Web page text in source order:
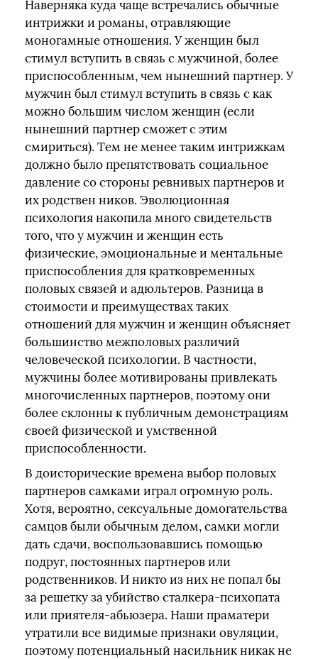
Наверняка куда чаще встречались обычные
интрижки и романы, отравляющие
моногамные отношения. У женщин был
стимул вступить в связь с мужчиной, более
приспособленным, чем нынешний партнер. У
мужчин был стимул вступить в связь с как
можно большим числом женщин (если
нынешний партнер сможет с этим
смириться). Тем не менее таким интрижкам
должно было препятствовать социальное
давление со стороны ревнивых партнеров и
их родствен ников. Эволюционная
психология накопила много свидетельств
того, что у мужчин и женщин есть
физические, эмоциональные и ментальные
приспособления для кратковременных
половых связей и адюльтеров. Разница в
стоимости и преимуществах таких
отношений для мужчин и женщин объясняет
большинство межполовых различий
человеческой психологии. В частности,
мужчины более мотивированы привлекать
многочисленных партнеров, поэтому они
более склонны к публичным демонстрациям
своей физической и умственной
приспособленности.
В доисторические времена выбор половых
партнеров самками играл огромную роль.
Хотя, вероятно, сексуальные домогательства
самцов были обычным делом, самки могли
дать сдачи, воспользовавшись помощью
подруг, постоянных партнеров или
родственников. И никто из них не попал бы
за решетку за убийство сталкера-психопата
или приятеля-абьюзера. Наши праматери
утратили все видимые признаки овуляции,
поэтому потенциальный насильник никак не